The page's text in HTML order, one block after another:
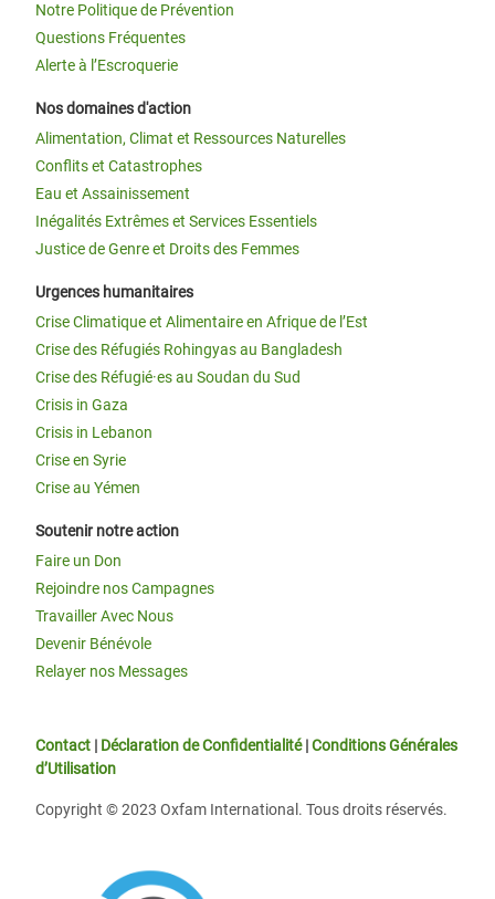
Notre Politique de Prévention
Questions Fréquentes
Alerte à l’Escroquerie
Nos domaines d'action
Alimentation, Climat et Ressources Naturelles
Conflits et Catastrophes
Eau et Assainissement
Inégalités Extrêmes et Services Essentiels
Justice de Genre et Droits des Femmes
Urgences humanitaires
Crise Climatique et Alimentaire en Afrique de l’Est
Crise des Réfugiés Rohingyas au Bangladesh
Crise des Réfugié·es au Soudan du Sud
Crisis in Gaza
Crisis in Lebanon
Crise en Syrie
Crise au Yémen
Soutenir notre action
Faire un Don
Rejoindre nos Campagnes
Travailler Avec Nous
Devenir Bénévole
Relayer nos Messages
Contact | Déclaration de Confidentialité|Conditions Générales
d’Utilisation
Copyright © 2023 Oxfam International. Tous droits réservés.